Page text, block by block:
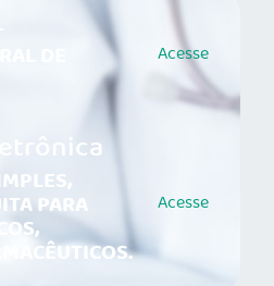
DE Acesse
PARA Acesse